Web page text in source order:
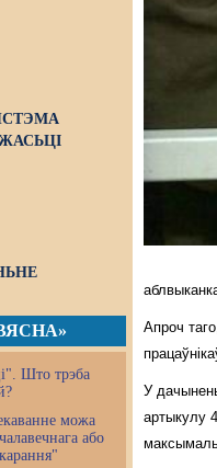
Што трэба
можа
або
Апроч
У
артыкулу